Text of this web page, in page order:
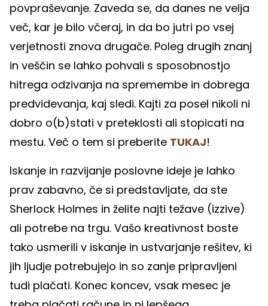
povpraševanje. Zaveda se, da danes ne velja
več, kar je bilo včeraj, in da bo jutri po vsej
verjetnosti znova drugače. Poleg drugih znanj
in veščin se lahko pohvali s sposobnostjo
hitrega odzivanja na spremembe in dobrega
predvidevanja, kaj sledi. Kajti za posel nikoli ni
dobro o(b)stati v preteklosti ali stopicati na
mestu. Več o tem si preberite TUKAJ!
Iskanje in razvijanje poslovne ideje je lahko
prav zabavno, če si predstavljate, da ste
Sherlock Holmes in želite najti težave (izzive)
ali potrebe na trgu. Vašo kreativnost boste
tako usmerili v iskanje in ustvarjanje rešitev, ki
jih ljudje potrebujejo in so zanje pripravljeni
tudi plačati. Konec koncev, vsak mesec je